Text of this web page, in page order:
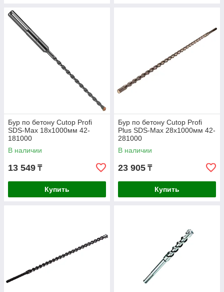
Бур по бетону Cutop Profi
SDS-Max 18х1000мм 42-
181000
В наличии
13 549 ₸
Купить
Бур по бетону Cutop Profi
Plus SDS-Max 28х1000мм 42-
281000
В наличии
23 905 ₸
Купить